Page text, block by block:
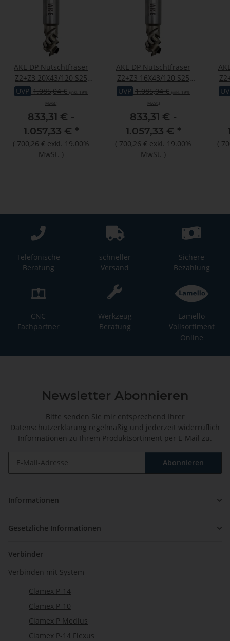
AKE DP Nutschtfräser
Z2+Z3 20X43/120 S25
Z2/2 DP R
UVP 1.085,04 €
(inkl. 19%
MwSt.)
833,31 € -
1.057,33 € *
( 700,26 € exkl. 19.00%
MwSt. )
AKE DP Nutschtfräser
Z2+Z3 16X43/120 S25
Z2/2 DP R
UVP 1.085,04 €
(inkl. 19%
MwSt.)
833,31 € -
1.057,33 € *
( 700,26 € exkl. 19.00%
MwSt. )
(
Telefonische
Beratung
schneller
Versand
Sichere
Bezahlung
CNC
Fachpartner
Werkzeug
Beratung
Lamello
Vollsortiment
Online
Newsletter Abonnieren
Bitte senden Sie mir entsprechend Ihrer
Datenschutzerklärung regelmäßig und jederzeit widerruflich
Informationen zu Ihrem Produktsortiment per E-Mail zu.
Abonnieren
Informationen
Gesetzliche Informationen
Verbinder
Verbinden mit System
Clamex P-14
Clamex P-10
Clamex P Medius
Clamex P-14 Flexus